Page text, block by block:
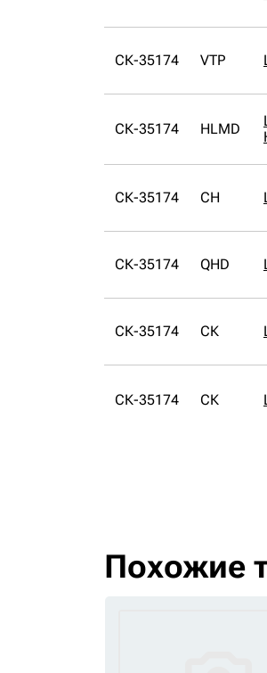
СК-35174 VTP
СК-35174 HLMD
СК-35174 CH
СК-35174 QHD
СК-35174 СК
СК-35174 СК
Похожие